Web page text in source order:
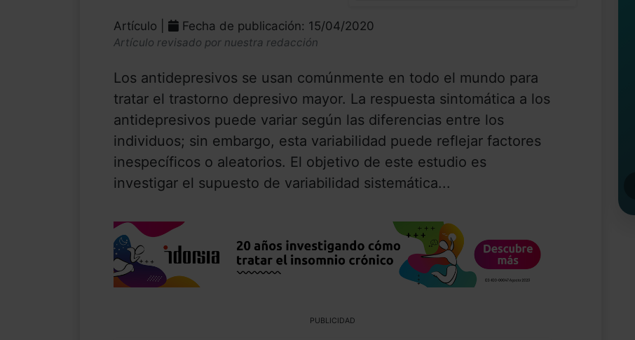
Artículo | Fecha de publicación: 15/04/2020
Artículo revisado por nuestra redacción
Los antidepresivos se usan comúnmente en todo el mundo para
tratar el trastorno depresivo mayor. La respuesta sintomática a los
antidepresivos puede variar según las diferencias entre los
individuos; sin embargo, esta variabilidad puede reflejar factores
inespecíficos o aleatorios. El objetivo de este estudio es
investigar el supuesto de variabilidad sistemática...
PUBLICIDAD